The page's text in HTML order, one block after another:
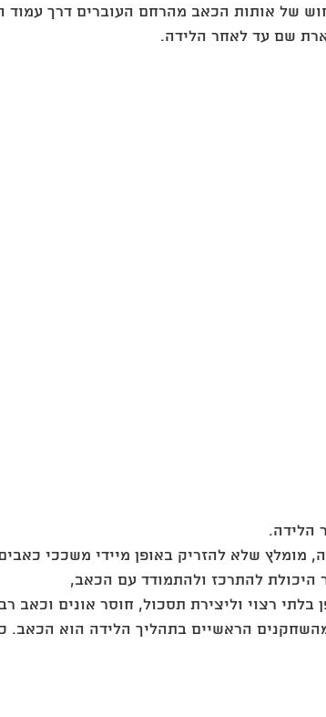
של אותות הכאב מהרחם העוברים דרך עמוד
שם עד לאחר הלידה.
הלידה.
מומלץ שלא להזריק באופן מיידי משככי
להתרכז ולהתמודד עם הכאב,
רצוי וליצירת תסכול, חוסר אונים וכאב
הראשיים בתהליך הלידה הוא הכאב.